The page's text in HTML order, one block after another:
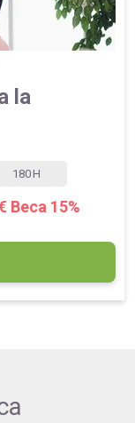
la
180 H
Beca 15%